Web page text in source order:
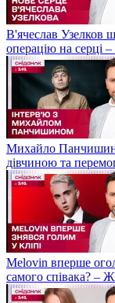
В'ячеслав Узелков
операцію на серці
Михайло
дівчиною та
Melovin вперше
самого співака? –